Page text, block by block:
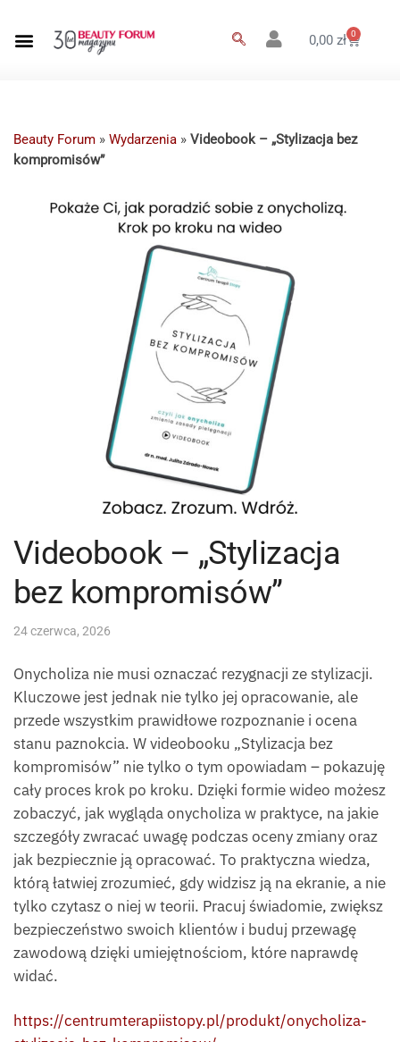
0,00zł 0
Beauty Forum » Wydarzenia » Videobook – „Stylizacja bez
kompromisów”
Videobook – „Stylizacja
bez kompromisów”
24 czerwca, 2026
Onycholiza nie musi oznaczać rezygnacji ze stylizacji.
Kluczowe jest jednak nie tylko jej opracowanie, ale
przede wszystkim prawidłowe rozpoznanie i ocena
stanu paznokcia. W videobooku „Stylizacja bez
kompromisów” nie tylko o tym opowiadam – pokazuję
cały proces krok po kroku. Dzięki formie wideo możesz
zobaczyć, jak wygląda onycholiza w praktyce, na jakie
szczegóły zwracać uwagę podczas oceny zmiany oraz
jak bezpiecznie ją opracować. To praktyczna wiedza,
którą łatwiej zrozumieć, gdy widzisz ją na ekranie, a nie
tylko czytasz o niej w teorii. Pracuj świadomie, zwiększ
bezpieczeństwo swoich klientów i buduj przewagę
zawodową dzięki umiejętnościom, które naprawdę
widać.
https://centrumterapiistopy.pl/produkt/onycholiza-